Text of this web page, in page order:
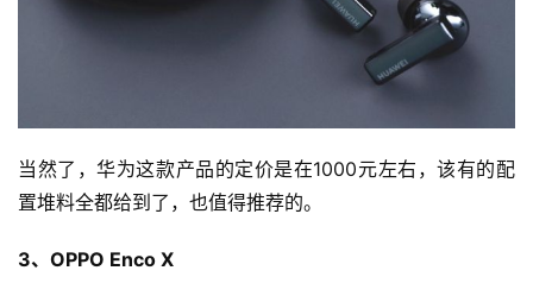
当然了，华为这款产品的定价是在1000元左右，该有的配
置堆料全都给到了，也值得推荐的。
3、OPPO Enco X